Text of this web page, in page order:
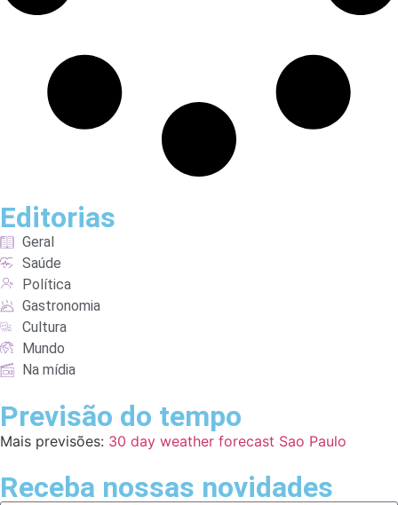
Editorias
Geral
Saúde
Política
Gastronomia
Cultura
Mundo
Na mídia
Previsão do tempo
Mais previsões: 30 day weather forecast Sao Paulo
Receba nossas novidades